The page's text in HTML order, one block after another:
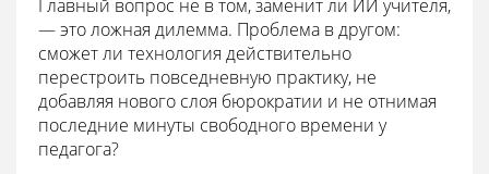
Главный вопрос не в том, заменит ли ИИ учителя,
— это ложная дилемма. Проблема в другом:
сможет ли технология действительно
перестроить повседневную практику, не
добавляя нового слоя бюрократии и не отнимая
последние минуты свободного времени у
педагога?